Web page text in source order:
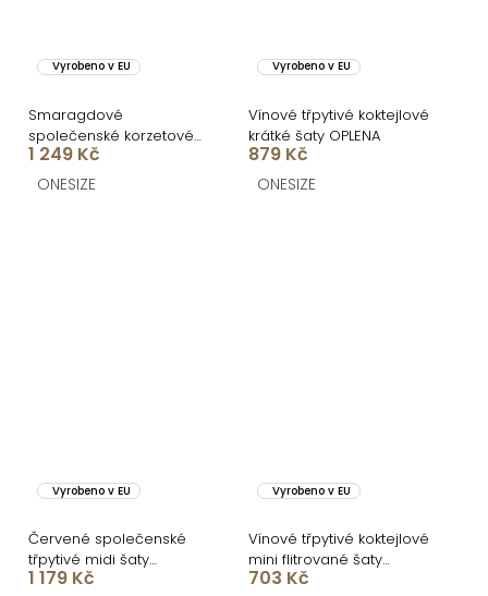
Vyrobeno v EU
Smaragdové
společenské korzetové
šaty ZONTIRE
1 249 Kč
ONESIZE
Vyrobeno v EU
Vínové třpytivé koktejlové
krátké šaty OPLENA
879 Kč
ONESIZE
Vyrobeno v EU
Červené společenské
třpytivé midi šaty
BEMUNO
1 179 Kč
Vyrobeno v EU
Vínové třpytivé koktejlové
mini flitrované šaty
QOREMI
703 Kč